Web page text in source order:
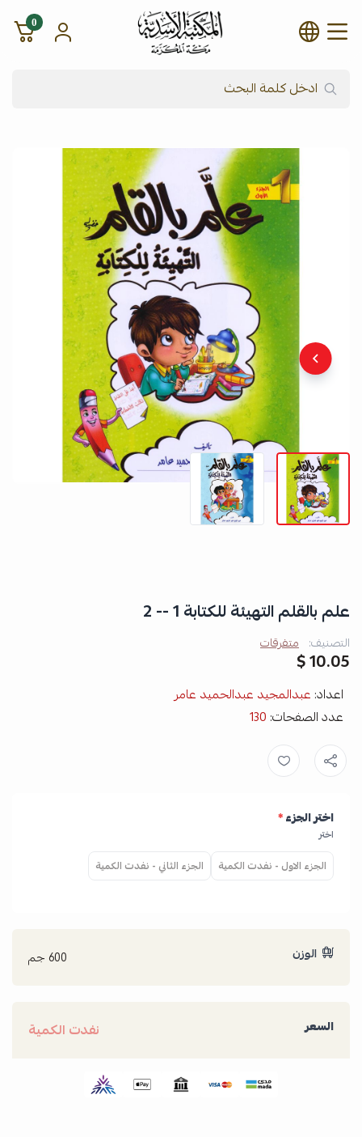
شركة المكتبة الأسدية للنشر
0
علم بالقلم التهيئة للكتابة 1 -- 2
التصنيف: متفرقات
10.05 $
اعداد: عبدالمجيد عبدالحميد عامر
عدد الصفحات: 130
اختر الجزء*
اختر
الجزء الاول - نفدت الكمية الجزء الثاني - نفدت الكمية
الوزن 600 جم
السعر نفدت الكمية